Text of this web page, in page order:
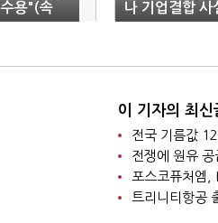
용"(속
나 기업결합 사
인(종합)
이 기자의 최신
전국 기름값
포스코퓨처엠,
트리니티항공